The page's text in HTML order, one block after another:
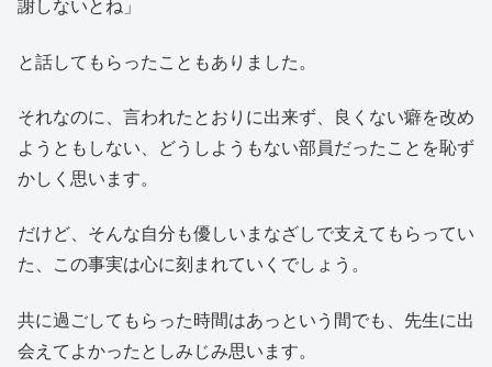
謝しないとね」
と話してもらったこともありました。
それなのに、言われたとおりに出来ず、良くない癖を改め
ようともしない、どうしようもない部員だったことを恥ず
かしく思います。
だけど、そんな自分も優しいまなざしで支えてもらってい
た、この事実は心に刻まれていくでしょう。
共に過ごしてもらった時間はあっという間でも、先生に出
会えてよかったとしみじみ思います。